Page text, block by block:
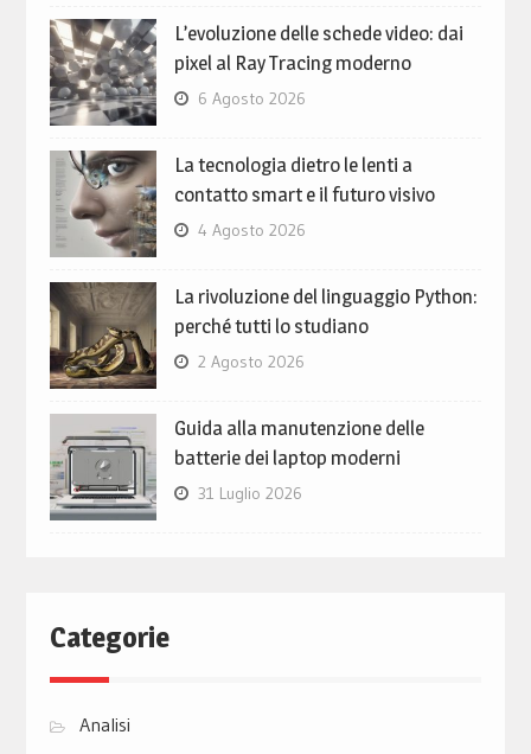
L’evoluzione delle schede video: dai
pixel al Ray Tracing moderno
6 Agosto 2026
La tecnologia dietro le lenti a
contatto smart e il futuro visivo
4 Agosto 2026
La rivoluzione del linguaggio Python:
perché tutti lo studiano
2 Agosto 2026
Guida alla manutenzione delle
batterie dei laptop moderni
31 Luglio 2026
Categorie
Analisi